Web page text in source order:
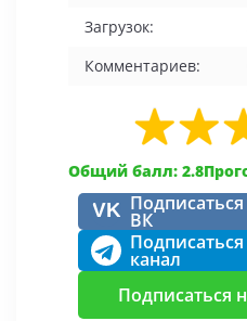
Загрузок:
Комментариев:
Общий балл: 2.8
VK ВК
канал
Подписаться